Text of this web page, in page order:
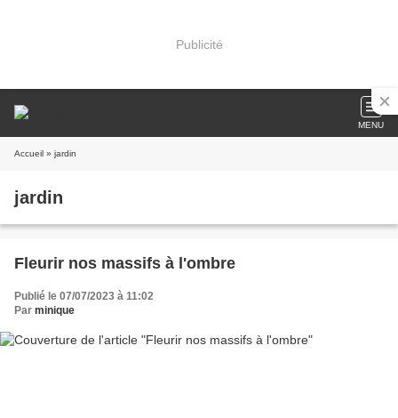
Publicité
MENU
Accueil » jardin
jardin
Fleurir nos massifs à l'ombre
Publié le 07/07/2023 à 11:02
Par minique